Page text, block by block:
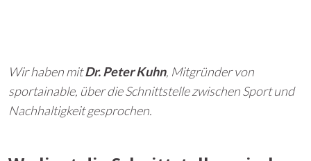
Wir haben mitDr. Peter Kuhn, Mitgründer von
sportainable, über die Schnittstelle zwischen Sport und
Nachhaltigkeit gesprochen.